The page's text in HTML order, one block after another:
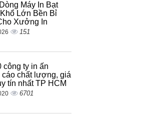
Máy In Bạt
Lớn Bền Bỉ
Xưởng In
151
công ty in ấn
cáo chất lượng, giá
tín nhất TP HCM
6701